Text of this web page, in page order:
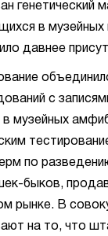
генетический
в музейных
давнее
с
музейных
по
быков,
рынке. В
на то, что